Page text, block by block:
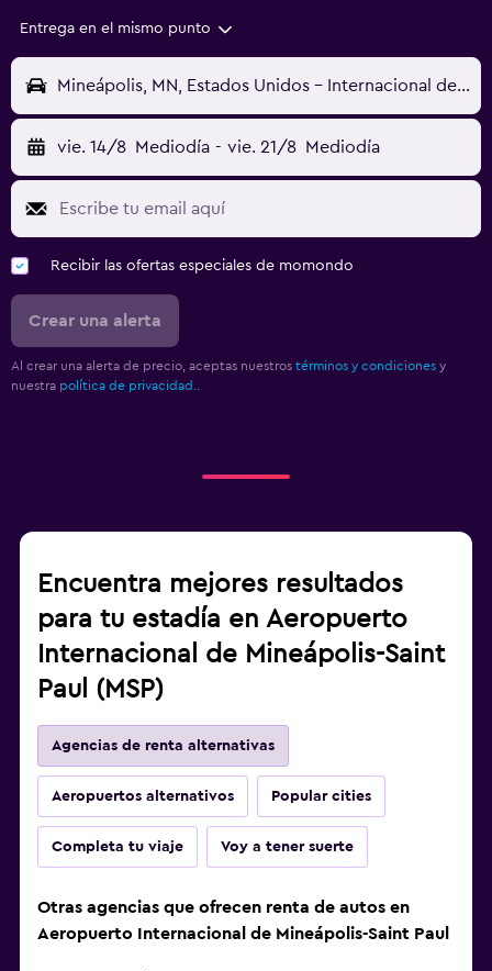
Entrega en el mismo punto
Mineápolis, MN, Estados Unidos - Internacional de Mineápolis-Saint Paul (MSP)
vie. 14/8 Mediodía - vie. 21/8 Mediodía
Recibir las ofertas especiales de momondo
Crear una alerta
Al crear una alerta de precio, aceptas nuestros términos y condiciones y
nuestra política de privacidad..
Encuentra mejores resultados
para tu estadía en Aeropuerto
Internacional de Mineápolis-Saint
Paul (MSP)
Agencias de renta alternativas
Aeropuertos alternativos Popular cities
Completa tu viaje Voy a tener suerte
Otras agencias que ofrecen renta de autos en
Aeropuerto Internacional de Mineápolis-Saint Paul